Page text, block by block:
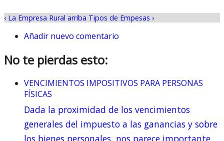
‹ La Empresa Rural arriba Tipos de Empesas ›
Añadir nuevo comentario
No te pierdas esto:
VENCIMIENTOS IMPOSITIVOS PARA PERSONAS
FÍSICAS
Dada la proximidad de los vencimientos
generales del impuesto a las ganancias y sobre
los bienes personales, nos parece importante